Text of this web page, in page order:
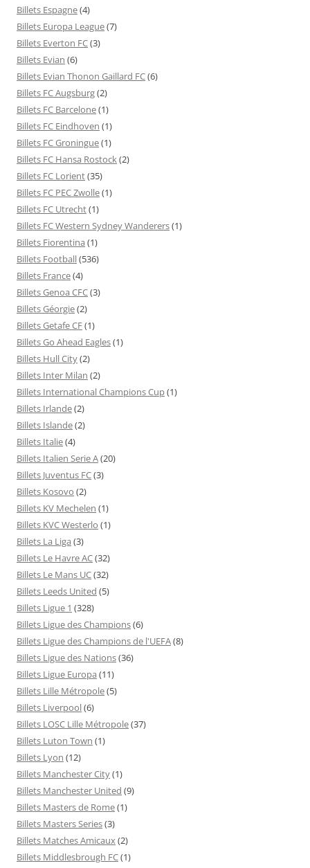
Billets Espagne(4)
Billets Europa League(7)
Billets Everton FC(3)
Billets Evian (6)
Billets Evian Thonon Gaillard FC(6)
Billets FC Augsburg(2)
Billets FC Barcelone(1)
Billets FC Eindhoven (1)
Billets FC Groningue(1)
Billets FC Hansa Rostock(2)
Billets FC Lorient(35)
Billets FC PEC Zwolle(1)
Billets FC Utrecht(1)
Billets FC Western Sydney Wanderers(1)
Billets Fiorentina (1)
Billets Football(536)
Billets France(4)
Billets Genoa CFC(3)
Billets Géorgie(2)
Billets Getafe CF(1)
Billets Go Ahead Eagles(1)
Billets Hull City(2)
Billets Inter Milan (2)
Billets International Champions Cup(1)
Billets Irlande(2)
Billets Islande(2)
Billets Italie(4)
Billets Italien Serie A(20)
Billets Juventus FC(3)
Billets Kosovo (2)
Billets KV Mechelen (1)
Billets KVC Westerlo (1)
Billets La Liga (3)
Billets Le Havre AC(32)
Billets Le Mans UC(32)
Billets Leeds United (5)
Billets Ligue 1 (328)
Billets Ligue des Champions(6)
Billets Ligue des Champions de l'UEFA(8)
Billets Ligue des Nations(36)
Billets Ligue Europa (11)
Billets Lille Métropole(5)
Billets Liverpool(6)
Billets LOSC Lille Métropole(37)
Billets Luton Town (1)
Billets Lyon (12)
Billets Manchester City(1)
Billets Manchester United (9)
Billets Masters de Rome(1)
Billets Masters Series(3)
Billets Matches Amicaux(2)
Billets Middlesbrough FC(1)